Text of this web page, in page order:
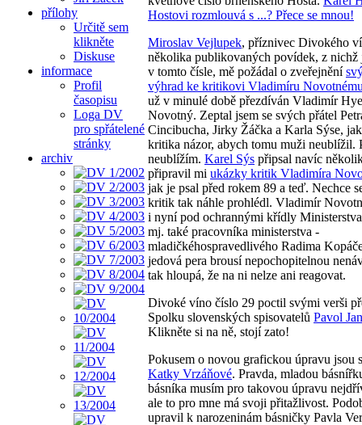
přílohy
Určitě sem
klikněte
Diskuse
informace
Profil
časopisu
Loga DV
pro spřátelené
stránky
archiv
Hostovi rozmlouvá s ...? Přece se mnou!
Miroslav Vejlupek, příznivec Divokého
několika publikovaných povídek, z nichž
v tomto čísle, mě požádal o zveřejnění
výhrad ke kritikovi Vladimíru
už v minulé době přezdíván Vladimír
Novotný. Zeptal jsem se svých přátel
Cincibucha, Jirky Žáčka a Karla Sýse,
kritika názor, abych tomu muži neublížil.
neublížím. Karel Sýs připsal navíc
připravil mi ukázky kritik Vladimíra
jak je psal před rokem 89 a teď. Nechce
kritik tak náhle prohlédl. Vladimír
i nyní pod ochrannými křídly
mj. také pracovníka ministerstva -
mladičkéhospravedlivého Radima
jedová pera brousí nepochopitelnou
tak hloupá, že na ni nelze ani reagovat.
Divoké víno číslo 29 poctil svými verši
Spolku slovenských spisovatelů Pavol
Klikněte si na ně, stojí zato!
Pokusem o novou grafickou úpravu jsou
Katky Vrzáňové. Pravda, mladou
básníka musím pro takovou úpravu
ale to pro mne má svoji přitažlivost.
upravil k narozeninám básničky Pavla